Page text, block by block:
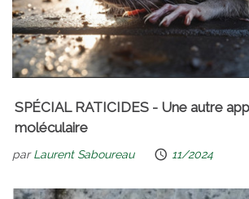
SPÉCIAL RATICIDES - Une autre
moléculaire
parLaurent Saboureau 11/2024